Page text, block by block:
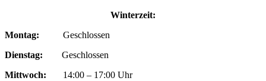
Winterzeit:
Montag: Geschlossen
Dienstag: Geschlossen
Mittwoch: 14:00 – 17:00 Uhr